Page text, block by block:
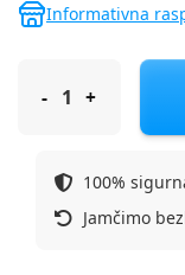
Informativna
JOOLZ kišobran
100%
Jamčimo